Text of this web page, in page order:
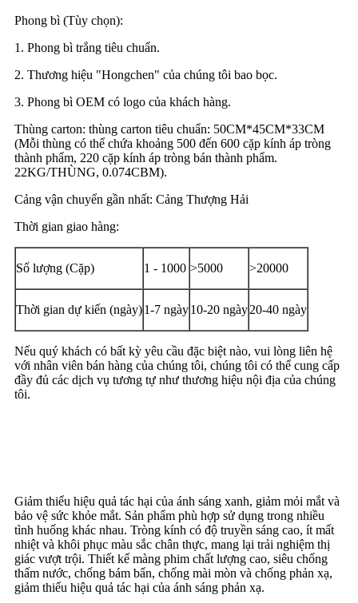
Phong bì (Tùy chọn):
1. Phong bì trắng tiêu chuẩn.
2. Thương hiệu "Hongchen" của chúng tôi bao bọc.
3. Phong bì OEM có logo của khách hàng.
Thùng carton: thùng carton tiêu chuẩn: 50CM*45CM*33CM
(Mỗi thùng có thể chứa khoảng 500 đến 600 cặp kính áp tròng
thành phẩm, 220 cặp kính áp tròng bán thành phẩm.
22KG/THÙNG, 0.074CBM).
Cảng vận chuyển gần nhất: Cảng Thượng Hải
Thời gian giao hàng:
Số lượng (Cặp) 1 - 1000 >5000 >20000
Thời gian dự kiến ​​(ngày)1-7 ngày10-20 ngày20-40 ngày
Nếu quý khách có bất kỳ yêu cầu đặc biệt nào, vui lòng liên hệ
với nhân viên bán hàng của chúng tôi, chúng tôi có thể cung cấp
đầy đủ các dịch vụ tương tự như thương hiệu nội địa của chúng
tôi.
Giảm thiểu hiệu quả tác hại của ánh sáng xanh, giảm mỏi mắt và
bảo vệ sức khỏe mắt. Sản phẩm phù hợp sử dụng trong nhiều
tình huống khác nhau. Tròng kính có độ truyền sáng cao, ít mất
nhiệt và khôi phục màu sắc chân thực, mang lại trải nghiệm thị
giác vượt trội. Thiết kế màng phim chất lượng cao, siêu chống
thấm nước, chống bám bẩn, chống mài mòn và chống phản xạ,
giảm thiểu hiệu quả tác hại của ánh sáng phản xạ.